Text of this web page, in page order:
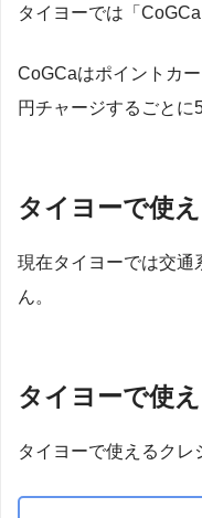
タイヨーでは「
CoGCaはポイントカ
円チャージするごとに
タイヨーで使
現在タイヨーでは交通
ん。
タイヨーで使
タイヨーで使えるクレ